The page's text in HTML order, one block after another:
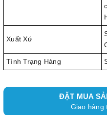
Xuất Xứ
Tình Trạng Hàng
ĐẶT MUA
Giao hàng